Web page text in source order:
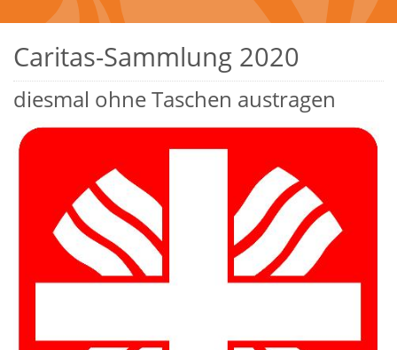
Caritas-Sammlung 2020
diesmal ohne Taschen austragen